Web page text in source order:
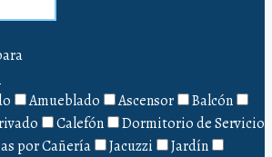
Amueblado Ascensor
Balcón
Calefón
Dormitorio de Servicio
por Cañería Jacuzzi
Jardín